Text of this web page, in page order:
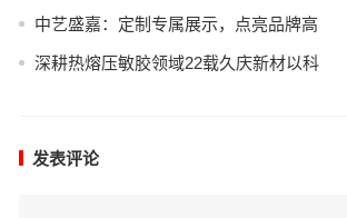
中艺盛嘉：定制专属展示，点亮品牌高
深耕热熔压敏胶领域22载久庆新材以科
发表评论